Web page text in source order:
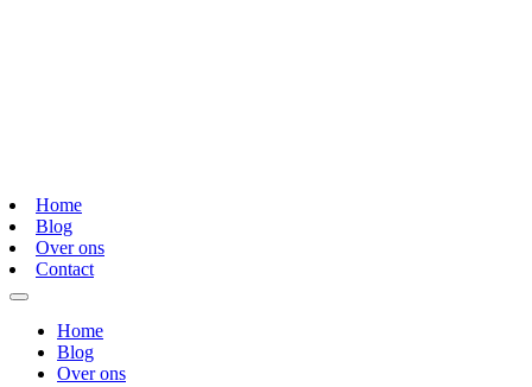
Home
Blog
Over ons
Contact
Home
Blog
Over ons